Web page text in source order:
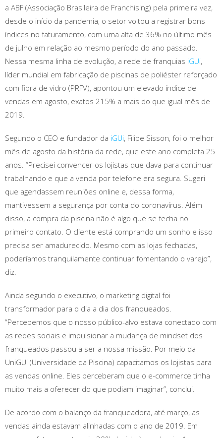
a ABF (Associação Brasileira de Franchising) pela primeira vez,
desde o início da pandemia, o setor voltou a registrar bons
índices no faturamento, com uma alta de 36% no último mês
de julho em relação ao mesmo período do ano passado.
Nessa mesma linha de evolução, a rede de franquias iGUi,
líder mundial em fabricação de piscinas de poliéster reforçado
com fibra de vidro (PRFV), apontou um elevado índice de
vendas em agosto, exatos 215% a mais do que igual mês de
2019.
Segundo o CEO e fundador da iGUi, Filipe Sisson, foi o melhor
mês de agosto da história da rede, que este ano completa 25
anos. “Precisei convencer os lojistas que dava para continuar
trabalhando e que a venda por telefone era segura. Sugeri
que agendassem reuniões online e, dessa forma,
mantivessem a segurança por conta do coronavírus. Além
disso, a compra da piscina não é algo que se fecha no
primeiro contato. O cliente está comprando um sonho e isso
precisa ser amadurecido. Mesmo com as lojas fechadas,
poderíamos tranquilamente continuar fomentando o varejo”,
diz.
Ainda segundo o executivo, o marketing digital foi
transformador para o dia a dia dos franqueados.
“Percebemos que o nosso público-alvo estava conectado com
as redes sociais e impulsionar a mudança de mindset dos
franqueados passou a ser a nossa missão. Por meio da
UniGUi (Universidade da Piscina) capacitamos os lojistas para
as vendas online. Eles perceberam que o e-commerce tinha
muito mais a oferecer do que podiam imaginar”, conclui.
De acordo com o balanço da franqueadora, até março, as
vendas ainda estavam alinhadas com o ano de 2019. Em